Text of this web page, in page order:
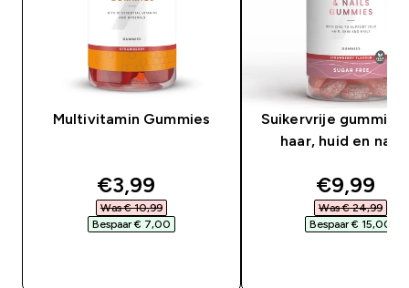
Multivitamin Gummies
discounted price
€3,99‎
Was € 10,99‎
Bespaar € 7,00‎
Suikervrije gummies
haar, huid en
€9,99‎
Was € 24,99‎
Bespaar € 15,00‎